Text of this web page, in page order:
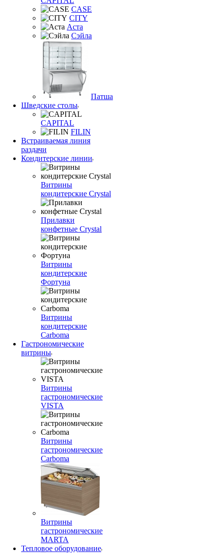
CASE
CITY
Аста
Сэйла
Патша
Шведские столы
CAPITAL
FILIN
Встраиваемая линия
раздачи
Кондитерские линии
Витрины
кондитерские Crystal
Прилавки
конфетные Crystal
Витрины
кондитерские
Фортуна
Витрины
кондитерские
Carboma
Гастрономические
витрины
Витрины
гастрономические
VISTA
Витрины
гастрономические
Carboma
Витрины
гастрономические
MARTA
Тепловое оборудование